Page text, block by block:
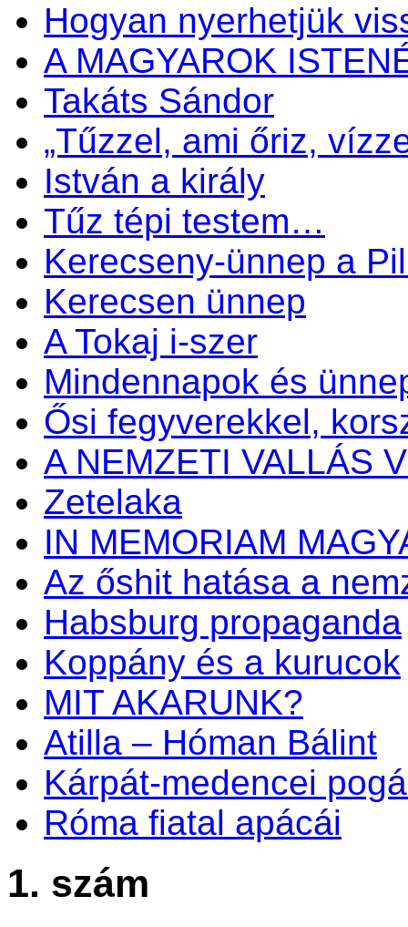
Hogyan nyerhetjük
A MAGYAROK
Takáts Sándor
„Tűzzel, ami őriz,
István a király
Tűz tépi testem…
Kerecseny-ünnep a
Kerecsen ünnep
A Tokaj i-szer
Mindennapok és
Ősi fegyverekkel,
A NEMZETI VALLÁS
Zetelaka
IN MEMORIAM
Az őshit hatása a
Habsburg propaganda
Koppány és a kurucok
MIT AKARUNK?
Atilla – Hóman Bálint
Kárpát-medencei
Róma fiatal apácái
1. szám